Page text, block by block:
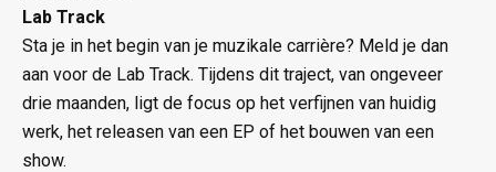
Lab Track
Sta je in het begin van je muzikale carrière? Meld je dan
aan voor de Lab Track. Tijdens dit traject, van ongeveer
drie maanden, ligt de focus op het verfijnen van huidig
werk, het releasen van een EP of het bouwen van een
show.